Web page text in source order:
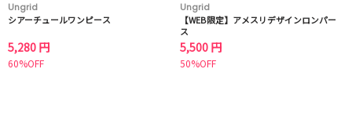
Ungrid
シアーチュールワンピース
5,280 円
60%OFF
Ungrid
【WEB限定】アメスリデザインロンパー
ス
5,500 円
50%OFF